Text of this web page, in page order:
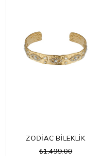
ZODİAC BİLEKLİK
₺1.499,00